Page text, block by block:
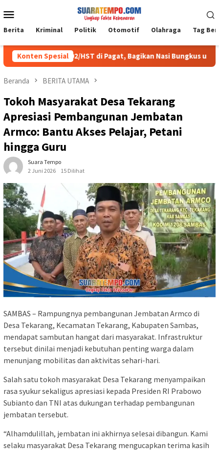
ke
kontenMobile
Berita Kriminal Politik Otomotif Olahraga Tag
Konten Spesial
Kodim 1002/HST di Pagat, Bagikan Nasi Bungkus untuk
Beranda BERITA UTAMA
Tokoh Masyarakat Desa Tekarang
Apresiasi Pembangunan Jembatan
Armco: Bantu Akses Pelajar, Petani
hingga Guru
Suara Tempo
2 Juni 2026
15 Dilihat
SAMBAS – Rampungnya pembangunan Jembatan Armco di
Desa Tekarang, Kecamatan Tekarang, Kabupaten Sambas,
mendapat sambutan hangat dari masyarakat. Infrastruktur
tersebut dinilai menjadi kebutuhan penting warga dalam
menunjang mobilitas dan aktivitas sehari-hari.
Salah satu tokoh masyarakat Desa Tekarang menyampaikan
rasa syukur sekaligus apresiasi kepada Presiden RI Prabowo
Subianto dan TNI atas dukungan terhadap pembangunan
jembatan tersebut.
“Alhamdulillah, jembatan ini akhirnya selesai dibangun. Kami
selaku masyarakat Desa Tekarang mengucapkan terima kasih